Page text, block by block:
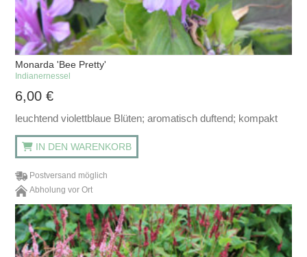
Monarda 'Bee Pretty'
Indianernessel
6,00€
leuchtend violettblaue Blüten; aromatisch duftend; kompakt
IN DEN WARENKORB
Postversand möglich
Abholung vor Ort